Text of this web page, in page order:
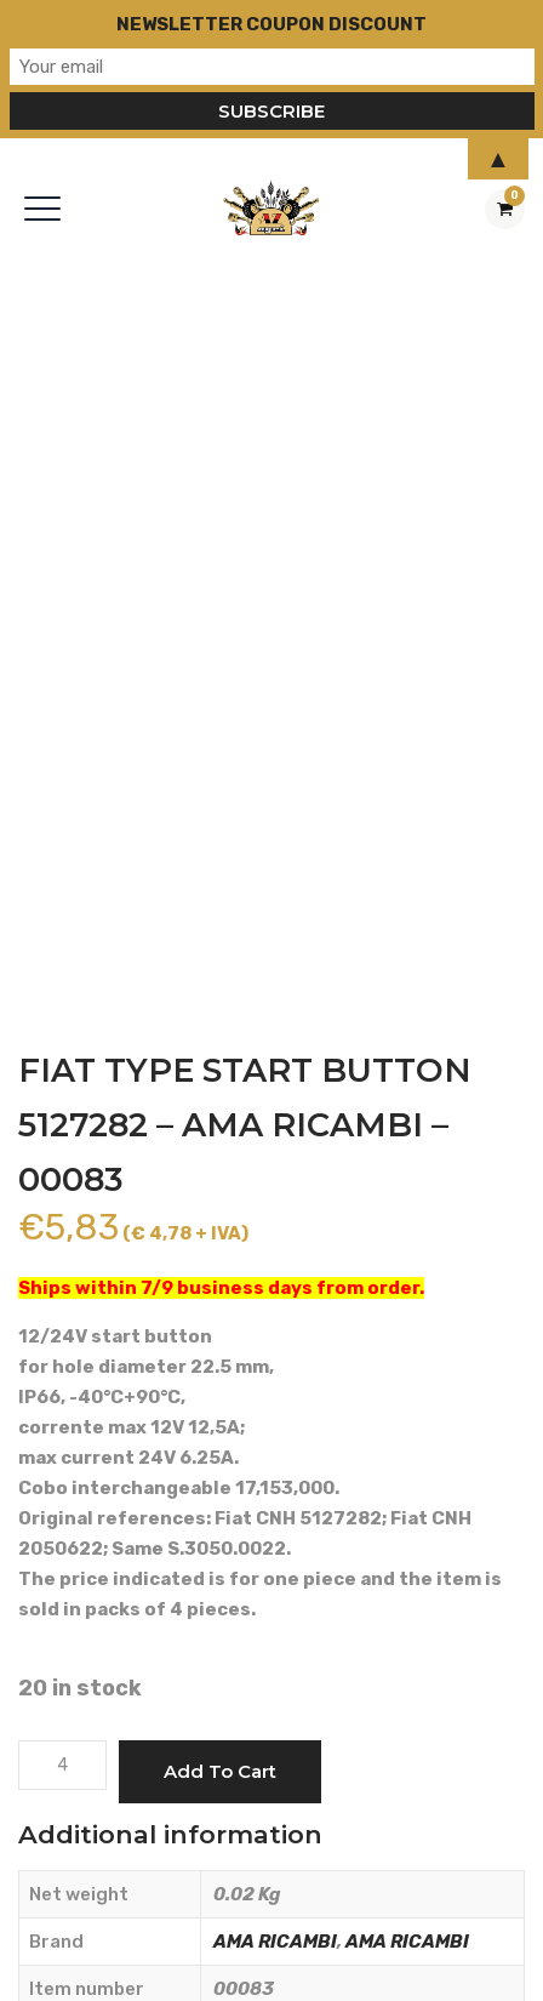
0
FIAT TYPE START BUTTON
5127282 – AMA RICAMBI –
00083
€5,83 (€ 4,78 + IVA)
Ships within 7/9 business days from order.
12/24V start button
for hole diameter 22.5 mm,
IP66, -40°C+90°C,
corrente max 12V 12,5A;
max current 24V 6.25A.
Cobo interchangeable 17,153,000.
Original references: Fiat CNH 5127282; Fiat CNH
2050622; Same S.3050.0022.
The price indicated is for one piece and the item is
sold in packs of 4 pieces.
20 in stock
BUTTON
5127282
AMA
RICAMBI
Add To Cart
Additional information
Net weight 0.02 Kg
Brand AMA RICAMBI,AMA RICAMBI
Item number 00083
NEWSLETTER COUPON DISCOUNT
▲